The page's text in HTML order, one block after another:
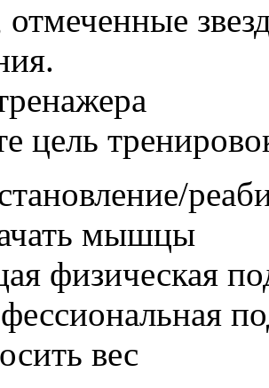
цель
мышцы
физическая
вес